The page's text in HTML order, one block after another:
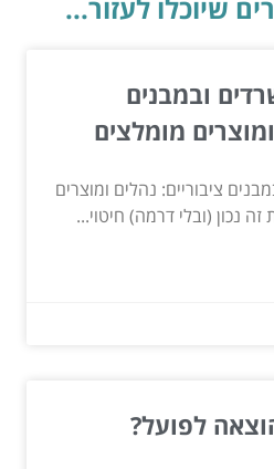
שיוכלו לעזור...
ובמבנים
מומלצים
ציבוריים: נהלים ומוצרים
נכון (ובלי דרמה) חיטוי...
לפועל?